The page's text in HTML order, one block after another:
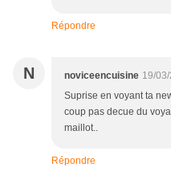
Répondre
N noviceencuisine 19/
Suprise en voyant ta
coup pas decue du
maillot..
Répondre